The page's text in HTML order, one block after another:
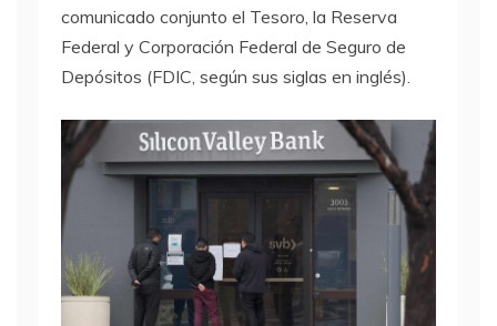
comunicado conjunto el Tesoro, la Reserva
Federal y Corporación Federal de Seguro de
Depósitos (FDIC, según sus siglas en inglés).